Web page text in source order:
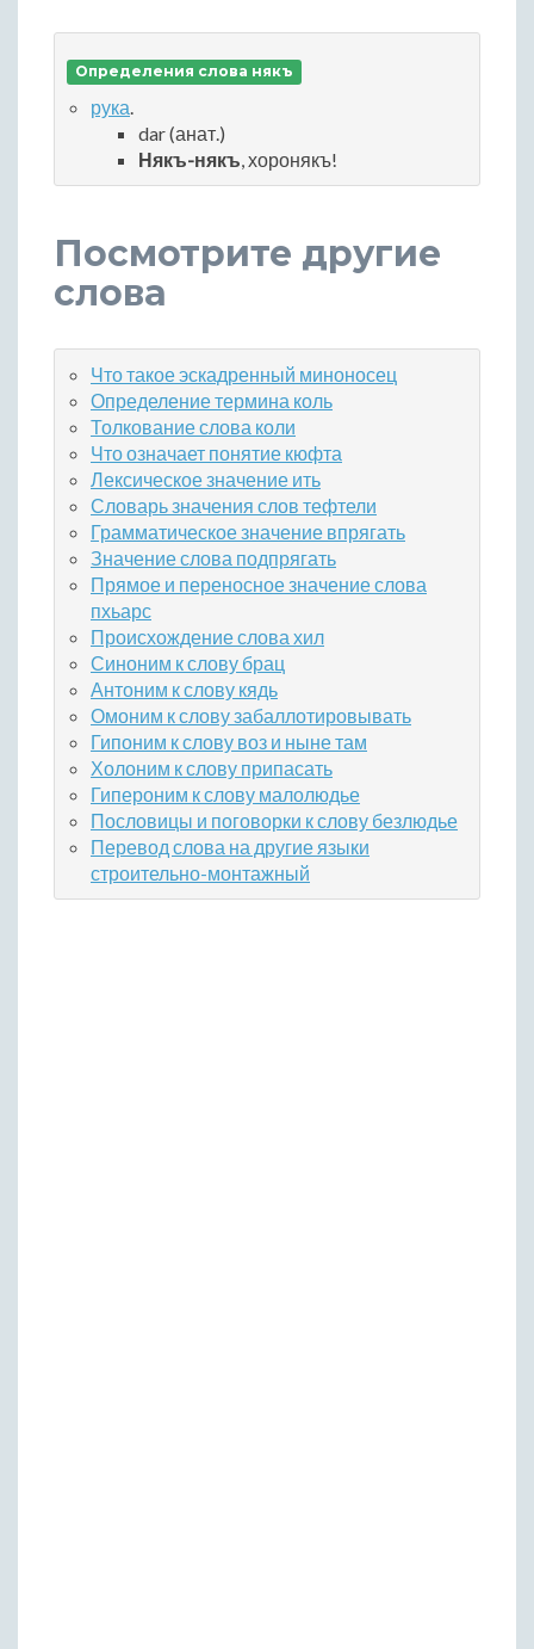
Определения слова някъ
рука.
dar (анат.)
Някъ-някъ, хоронякъ!
Посмотрите другие
слова
Что такое эскадренный миноносец
Определение термина коль
Толкование слова коли
Что означает понятие кюфта
Лексическое значение ить
Словарь значения слов тефтели
Грамматическое значение впрягать
Значение слова подпрягать
Прямое и переносное значение слова
пхьарс
Происхождение слова хил
Синоним к слову брац
Антоним к слову кядь
Омоним к слову забаллотировывать
Гипоним к слову воз и ныне там
Холоним к слову припасать
Гипероним к слову малолюдье
Пословицы и поговорки к слову безлюдье
Перевод слова на другие языки
строительно-монтажный